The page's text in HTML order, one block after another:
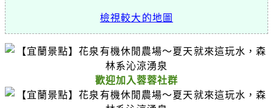
檢視較大的地圖
歡迎加入蓉蓉社群